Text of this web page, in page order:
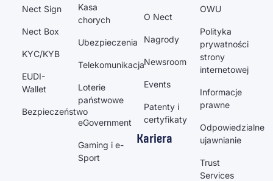
Nect Sign
Nect Box
KYC/KYB
EUDI-
Wallet
Bezpieczeństwo
Kasa
chorych
Ubezpieczenia
Telekomunikacja
Loterie
państwowe
eGovernment
Gaming i e-
Sport
O Nect
Nagrody
Newsroom
Events
Patenty i
certyfikaty
Kariera
OWU
Polityka
prywatności
strony
internetowej
Informacje
prawne
Odpowiedzialne
ujawnianie
Trust
Services